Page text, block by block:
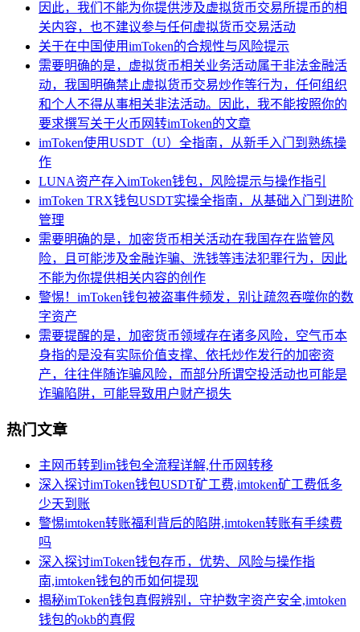
因此，我们不能为你提供涉及虚拟货币交易所提币的相
关内容，也不建议参与任何虚拟货币交易活动
关于在中国使用imToken的合规性与风险提示
需要明确的是，虚拟货币相关业务活动属于非法金融活
动，我国明确禁止虚拟货币交易炒作等行为，任何组织
和个人不得从事相关非法活动。因此，我不能按照你的
要求撰写关于火币网转imToken的文章
imToken使用USDT（U）全指南，从新手入门到熟练操
作
LUNA资产存入imToken钱包，风险提示与操作指引
imToken TRX钱包USDT实操全指南，从基础入门到进阶
管理
需要明确的是，加密货币相关活动在我国存在监管风
险，且可能涉及金融诈骗、洗钱等违法犯罪行为，因此
不能为你提供相关内容的创作
警惕！imToken钱包被盗事件频发，别让疏忽吞噬你的数
字资产
需要提醒的是，加密货币领域存在诸多风险，空气币本
身指的是没有实际价值支撑、依托炒作发行的加密资
产，往往伴随诈骗风险，而部分所谓空投活动也可能是
诈骗陷阱，可能导致用户财产损失
热门文章
主网币转到im钱包全流程详解,什币网转移
深入探讨imToken钱包USDT矿工费,imtoken矿工费低多
少天到账
警惕imtoken转账福利背后的陷阱,imtoken转账有手续费
吗
深入探讨imToken钱包存币，优势、风险与操作指
南,imtoken钱包的币如何提现
揭秘imToken钱包真假辨别，守护数字资产安全,imtoken
钱包的okb的真假